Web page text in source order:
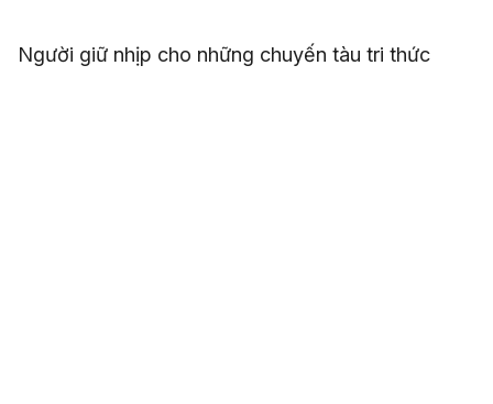
Người giữ nhịp cho những chuyến tàu tri thức